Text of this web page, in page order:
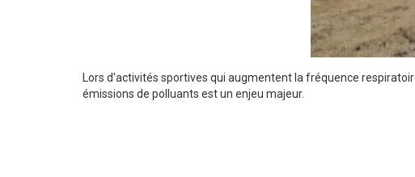
Lors d'activités sportives qui augmentent la fréquence
émissions de polluants est un enjeu majeur.